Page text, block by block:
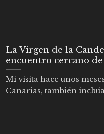
La Virgen de la
encuentro cercano
Mi visita hace unos
Canarias, también